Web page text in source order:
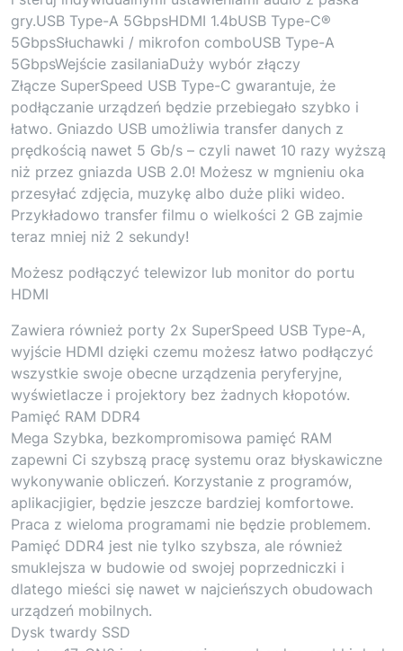
gry.USB Type-A 5GbpsHDMI 1.4bUSB Type-C®
5GbpsSłuchawki / mikrofon comboUSB Type-A
5GbpsWejście zasilaniaDuży wybór złączy
Złącze SuperSpeed USB Type-C gwarantuje, że
podłączanie urządzeń będzie przebiegało szybko i
łatwo. Gniazdo USB umożliwia transfer danych z
prędkością nawet 5 Gb/s – czyli nawet 10 razy wyższą
niż przez gniazda USB 2.0! Możesz w mgnieniu oka
przesyłać zdjęcia, muzykę albo duże pliki wideo.
Przykładowo transfer filmu o wielkości 2 GB zajmie
teraz mniej niż 2 sekundy!
Możesz podłączyć telewizor lub monitor do portu
HDMI
Zawiera również porty 2x SuperSpeed USB Type-A,
wyjście HDMI dzięki czemu możesz łatwo podłączyć
wszystkie swoje obecne urządzenia peryferyjne,
wyświetlacze i projektory bez żadnych kłopotów.
Pamięć RAM DDR4
Mega Szybka, bezkompromisowa pamięć RAM
zapewni Ci szybszą pracę systemu oraz błyskawiczne
wykonywanie obliczeń. Korzystanie z programów,
aplikacjigier, będzie jeszcze bardziej komfortowe.
Praca z wieloma programami nie będzie problemem.
Pamięć DDR4 jest nie tylko szybsza, ale również
smuklejsza w budowie od swojej poprzedniczki i
dlatego mieści się nawet w najcieńszych obudowach
urządzeń mobilnych.
Dysk twardy SSD